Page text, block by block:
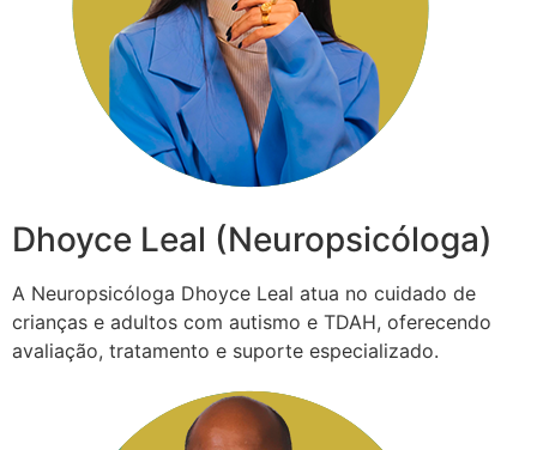
Dhoyce Leal (Neuropsicóloga)
A Neuropsicóloga Dhoyce Leal atua no cuidado de
crianças e adultos com autismo e TDAH, oferecendo
avaliação, tratamento e suporte especializado.